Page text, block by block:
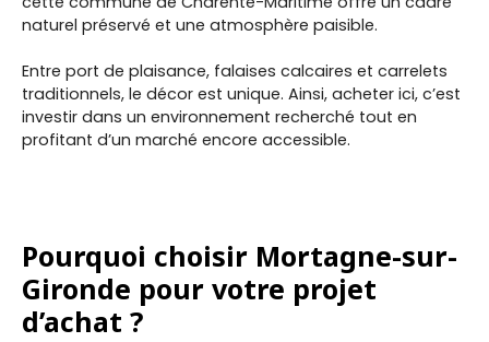
naturel préservé et une atmosphère paisible.
Entre port de plaisance, falaises calcaires et carrelets
traditionnels, le décor est unique. Ainsi, acheter ici, c’est
investir dans un environnement recherché tout en
profitant d’un marché encore accessible.
Pourquoi choisir Mortagne-sur-
Gironde pour votre projet
d’achat ?